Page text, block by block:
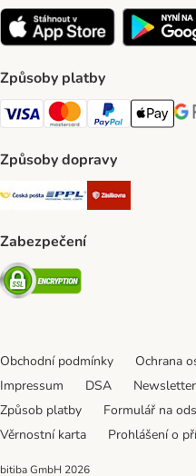
Způsoby platby
Visa Payment Method
mastercard Payment
PayPal Payment
Apple pay
Způsoby dopravy
Česká pošta Shipping
PPL Shipping
Zabezpečení
Security
Obchodní podmínky Ochrana
Impressum
DSA Newsletter
Způsob platby
Formulář na
Věrnostní karta
Prohlášení o
bitiba GmbH 2026